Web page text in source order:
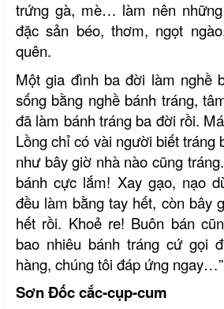
trứng gà, mè… làm nên
đặc sản béo, thơm, ngọt
quên.
Một gia đình ba đời làm nghề
sống bằng nghề bánh tráng,
đã làm bánh tráng ba đời rồi.
Lồng chỉ có vài người biết tráng
như bây giờ nhà nào cũng
bánh cực lắm! Xay gạo, nạo
đều làm bằng tay hết, còn bây
hết rồi. Khoẻ re! Buôn bán
bao nhiêu bánh tráng cứ gọi
hàng, chúng tôi đáp ứng ngay…”
Sơn Đốc cắc-cụp-cum